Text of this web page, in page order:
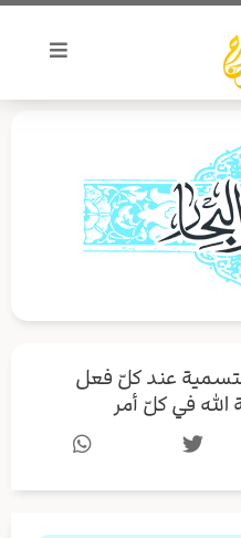
عند كلّ فعل
الله في كلّ أمر